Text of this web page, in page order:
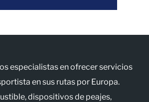
especialistas en ofrecer servicios
en sus rutas por Europa.
dispositivos de peajes,